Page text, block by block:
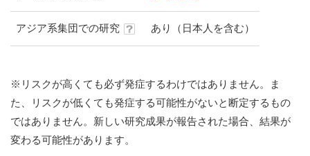
アジア系集団での研究 あり（日本人を含む）
※リスクが高くても必ず発症するわけではありません。ま
た、リスクが低くても発症する可能性がないと断定するもの
ではありません。新しい研究成果が報告された場合、結果が
変わる可能性があります。